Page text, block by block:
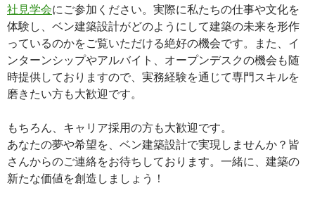
社見学会にご参加ください。実際に私たちの仕事や文化を
体験し、ベン建築設計がどのようにして建築の未来を形作
っているのかをご覧いただける絶好の機会です。また、イ
ンターンシップやアルバイト、オープンデスクの機会も随
時提供しておりますので、実務経験を通じて専門スキルを
磨きたい方も大歓迎です。
もちろん、キャリア採用の方も大歓迎です。
あなたの夢や希望を、ベン建築設計で実現しませんか？皆
さんからのご連絡をお待ちしております。一緒に、建築の
新たな価値を創造しましょう！